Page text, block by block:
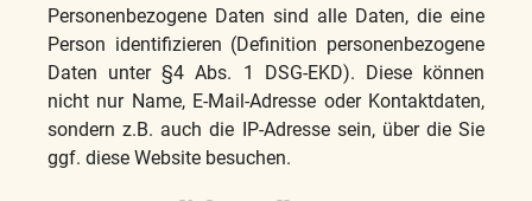
Personenbezogene Daten sind alle Daten, die eine
Person identifizieren (Definition personenbezogene
Daten unter §4 Abs. 1 DSG-EKD). Diese können
nicht nur Name, E-Mail-Adresse oder Kontaktdaten,
sondern z.B. auch die IP-Adresse sein, über die Sie
ggf. diese Website besuchen.